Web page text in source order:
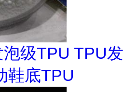
级TPU TPU发
鞋底TPU